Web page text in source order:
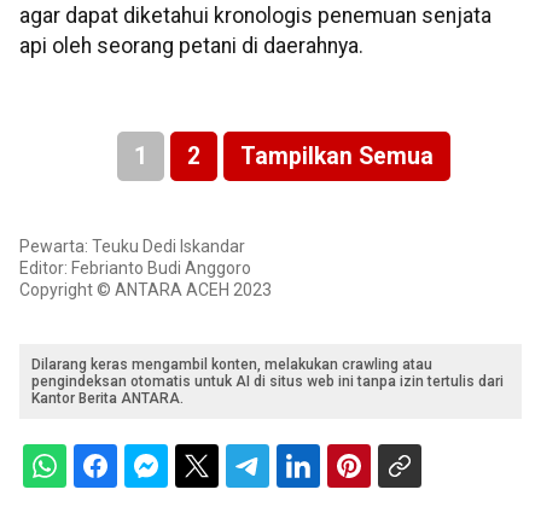
agar dapat diketahui kronologis penemuan senjata
api oleh seorang petani di daerahnya.
1 2 Tampilkan Semua
Pewarta: Teuku Dedi Iskandar
Editor: Febrianto Budi Anggoro
Copyright © ANTARA ACEH 2023
Dilarang keras mengambil konten, melakukan crawling atau
pengindeksan otomatis untuk AI di situs web ini tanpa izin tertulis dari
Kantor Berita ANTARA.